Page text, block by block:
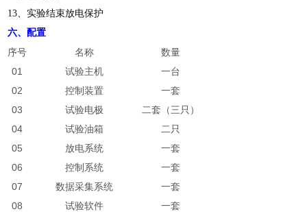
13、实验结束放电保护
六、配置
序号 名称
数量
01
试验主机
一台
02
控制装置
一套
03
试验电极
二套（三只）
04
试验油箱
二只
05
放电系统
一套
06
控制系统
一套
07
数据采集系统
一套
08
试验软件
一套